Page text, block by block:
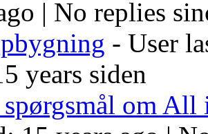
| No replies
- User
years siden
om